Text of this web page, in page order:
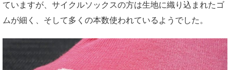
ていますが、サイクルソックスの方は生地に織り込まれたゴ
ムが細く、そして多くの本数使われているようでした。